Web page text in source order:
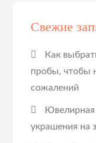
Свежие
Как
пробы, чтобы
сожалений
Ювелирная
украшения на